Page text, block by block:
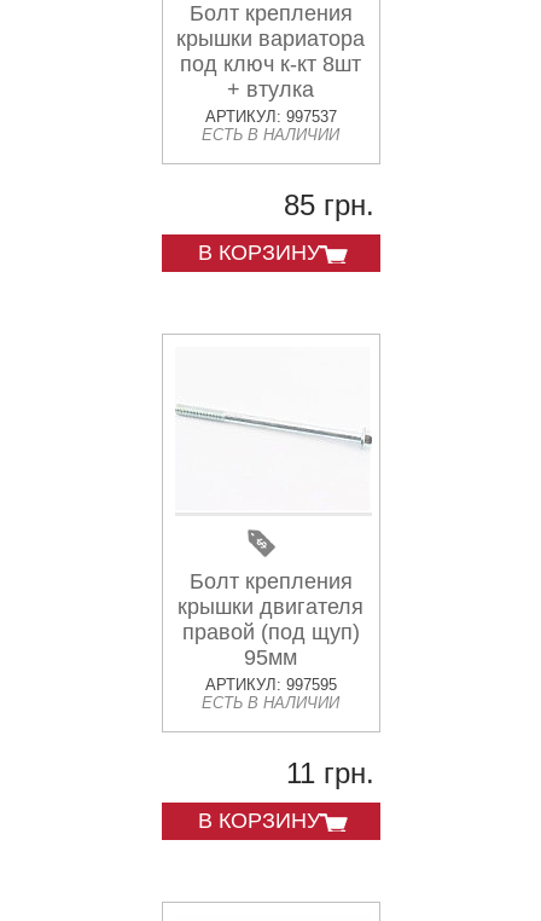
Болт крепления
крышки вариатора
под ключ к-кт 8шт
+ втулка
АРТИКУЛ: 997537
ЕСТЬ В НАЛИЧИИ
85 грн.
В КОРЗИНУ
Болт крепления
крышки двигателя
правой (под щуп)
95мм
АРТИКУЛ: 997595
ЕСТЬ В НАЛИЧИИ
11 грн.
В КОРЗИНУ